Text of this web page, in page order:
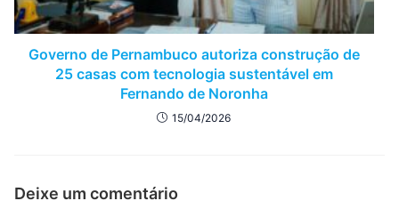
Governo de Pernambuco autoriza construção de
25 casas com tecnologia sustentável em
Fernando de Noronha
15/04/2026
Deixe um comentário